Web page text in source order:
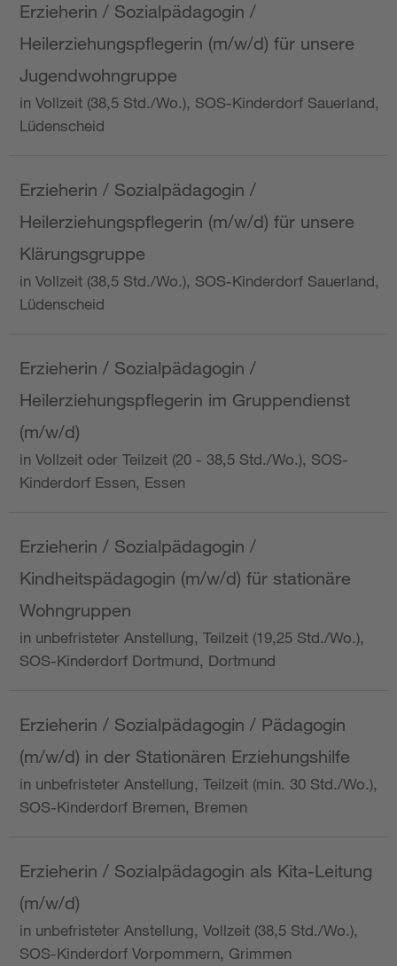
Erzieherin / Sozialpädagogin /
Heilerziehungspflegerin (m/w/d) für unsere
Jugendwohngruppe
in Vollzeit (38,5 Std./Wo.), SOS-Kinderdorf Sauerland,
Lüdenscheid
Erzieherin / Sozialpädagogin /
Heilerziehungspflegerin (m/w/d) für unsere
Klärungsgruppe
in Vollzeit (38,5 Std./Wo.), SOS-Kinderdorf Sauerland,
Lüdenscheid
Erzieherin / Sozialpädagogin /
Heilerziehungspflegerin im Gruppendienst
(m/w/d)
in Vollzeit oder Teilzeit (20 - 38,5 Std./Wo.), SOS-
Kinderdorf Essen, Essen
Erzieherin / Sozialpädagogin /
Kindheitspädagogin (m/w/d) für stationäre
Wohngruppen
in unbefristeter Anstellung, Teilzeit (19,25 Std./Wo.),
SOS-Kinderdorf Dortmund, Dortmund
Erzieherin / Sozialpädagogin / Pädagogin
(m/w/d) in der Stationären Erziehungshilfe
in unbefristeter Anstellung, Teilzeit (min. 30 Std./Wo.),
SOS-Kinderdorf Bremen, Bremen
Erzieherin / Sozialpädagogin als Kita-Leitung
(m/w/d)
in unbefristeter Anstellung, Vollzeit (38,5 Std./Wo.),
SOS-Kinderdorf Vorpommern, Grimmen